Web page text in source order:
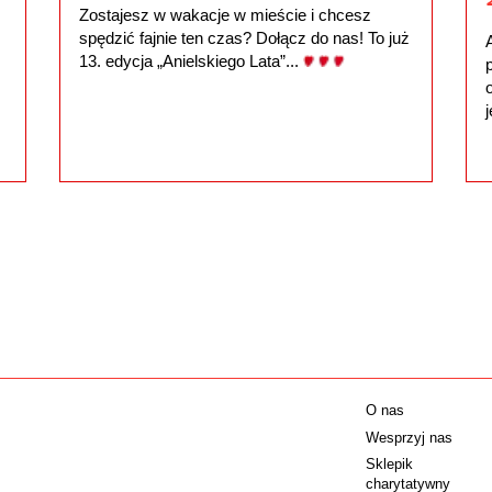
Zostajesz w wakacje w mieście i chcesz
spędzić fajnie ten czas? Dołącz do nas! To już
13. edycja „Anielskiego Lata”...
O nas
Wesprzyj nas
Sklepik
charytatywny